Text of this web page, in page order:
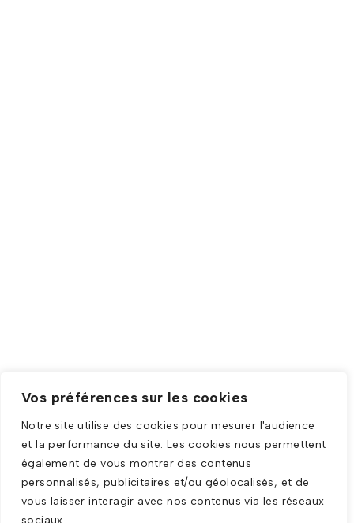
Vos préférences sur les cookies
Notre site utilise des cookies pour mesurer l'audience
et la performance du site. Les cookies nous permettent
également de vous montrer des contenus
personnalisés, publicitaires et/ou géolocalisés, et de
vous laisser interagir avec nos contenus via les réseaux
sociaux.